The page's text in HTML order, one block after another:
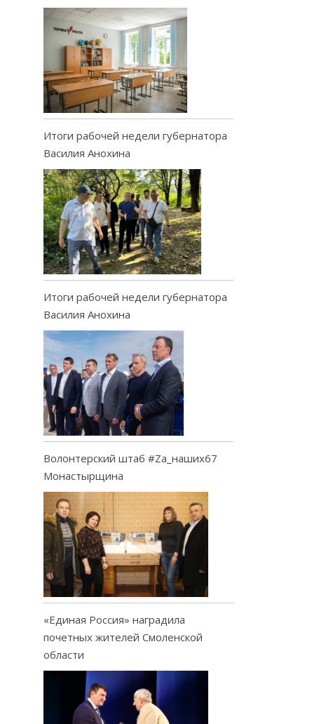
Итоги рабочей недели губернатора
Василия Анохина
Итоги рабочей недели губернатора
Василия Анохина
Волонтерский штаб #Za_наших67
Монастырщина
«Единая Россия» наградила
почетных жителей Смоленской
области